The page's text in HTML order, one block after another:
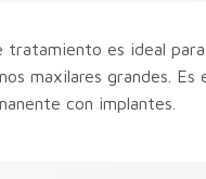
tratamiento es ideal
maxilares grandes.
con implantes.